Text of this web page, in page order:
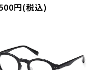
円(税込)